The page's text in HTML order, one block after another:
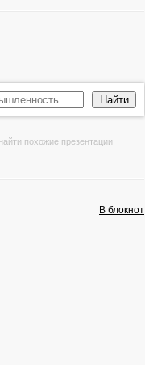
похожие презентации
В блокнот